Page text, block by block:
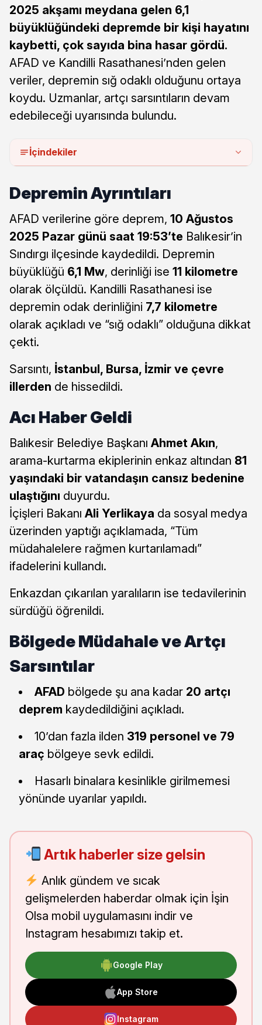
2025 akşamı meydana gelen 6,1
büyüklüğündeki depremde bir kişi hayatını
kaybetti, çok sayıda bina hasar gördü.
AFAD ve Kandilli Rasathanesi’nden gelen
veriler, depremin sığ odaklı olduğunu ortaya
koydu. Uzmanlar, artçı sarsıntıların devam
edebileceği uyarısında bulundu.
İçindekiler
Depremin Ayrıntıları
AFAD verilerine göre deprem, 10 Ağustos
2025 Pazar günü saat 19:53’te Balıkesir’in
Sındırgı ilçesinde kaydedildi. Depremin
büyüklüğü 6,1 Mw, derinliği ise 11 kilometre
olarak ölçüldü. Kandilli Rasathanesi ise
depremin odak derinliğini 7,7 kilometre
olarak açıkladı ve “sığ odaklı” olduğuna dikkat
çekti.
Sarsıntı, İstanbul, Bursa, İzmir ve çevre
illerden de hissedildi.
Acı Haber Geldi
Balıkesir Belediye Başkanı Ahmet Akın,
arama-kurtarma ekiplerinin enkaz altından 81
yaşındaki bir vatandaşın cansız bedenine
ulaştığını duyurdu.
İçişleri Bakanı Ali Yerlikaya da sosyal medya
üzerinden yaptığı açıklamada, “Tüm
müdahalelere rağmen kurtarılamadı”
ifadelerini kullandı.
Enkazdan çıkarılan yaralıların ise tedavilerinin
sürdüğü öğrenildi.
Bölgede Müdahale ve Artçı
Sarsıntılar
AFAD bölgede şu ana kadar 20 artçı
deprem kaydedildiğini açıkladı.
10’dan fazla ilden 319 personel ve 79
araç bölgeye sevk edildi.
Hasarlı binalara kesinlikle girilmemesi
yönünde uyarılar yapıldı.
Artık haberler size gelsin
Anlık gündem ve sıcak
gelişmelerden haberdar olmak için İşin
Olsa mobil uygulamasını indir ve
Instagram hesabımızı takip et.
Google Play
App Store
Instagram